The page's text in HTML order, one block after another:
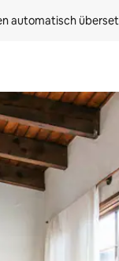
automatisch